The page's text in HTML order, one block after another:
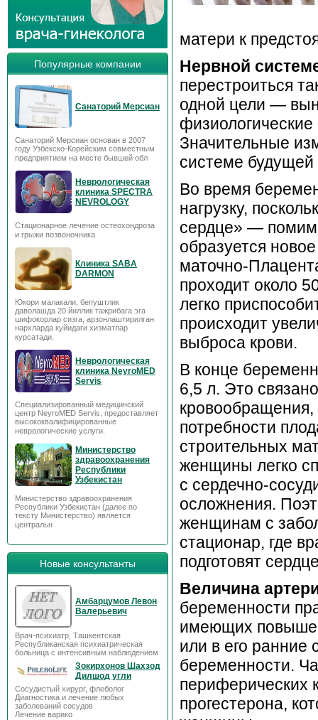
Популярные компании
Санаторий Мерсиан
Санаторий Мерсиан основан в 2007
году Узбекско-Корейским совместным
предприятием на месте бывшей обл
Неврологическая
клиника SPECTRA
NEVROLOGY
Стационарное лечение остеохондроза
и грыжи позвоночника
Клиника SABA
DARMON
Юкори малакали, бепуштлик
даволашда 20 йиллик тажрибага эга
шифокорлар сизга, арзонлаштирилган
нархларда куйидаги хизматлар
курсатади.
Неврологическая
клиника NeyroMED
Servis
Специализированный медицинский
центр NeyroMED Servis, предоставляет
высококвалифицированные
неврологические услуги.
Министерство
здравоохранения
Республики
Узбекистан
Министерство здравоохранения
Республики Узбекистан (далее по
тексту Министерство) является
центральн
Новые консультанты
Амбарцумов Левон
Валерьевич
Врач-психиатр, Ташкентская
Республиканская психиатрическая
больница с интенсивным наблюдением
Зокирхонов Шахзод
Дилшод угли
Сосудистый хирург, флеболог
Диагностика и лечение любых
заболеваний сосудов
Лечение варико
матери к
Нервной
перестроиться
одной цели —
Значительные
системе будущей
Во время
нагрузку,
сердце» —
образуется
маточно-
проходит около
легко
происходит
выброса крови.
В конце
6,5 л. Это
потребности
строительных
женщины легко
с сердечно-
осложнения.
женщинам с
стационар, где
подготовят
Величина
беременности
имеющих
или в его ранние
беременности.
периферических
прогестерона,